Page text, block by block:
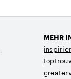
MEHR